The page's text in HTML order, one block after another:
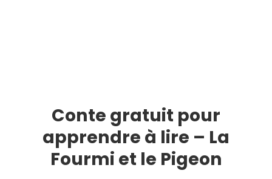
Conte gratuit pour
apprendre à lire – La
Fourmi et le Pigeon